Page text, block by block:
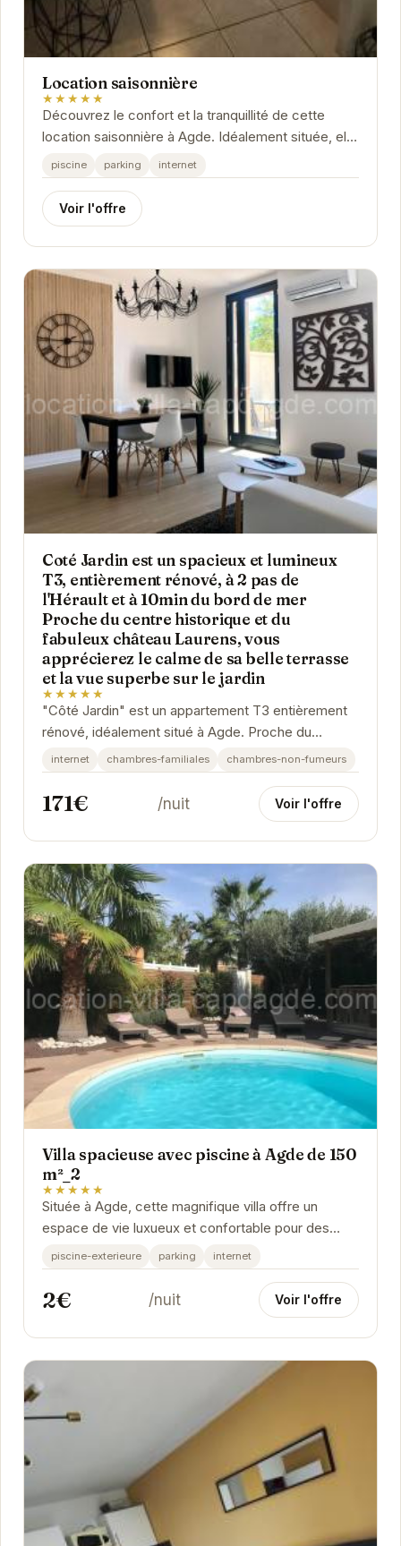
Location saisonnière
★★★★★
Découvrez le confort et la tranquillité de cette
location saisonnière à Agde. Idéalement située, elle
vous offre un accès facile aux plages,...
piscine parking internet
Voir l'offre
Coté Jardin est un spacieux et lumineux
T3, entièrement rénové, à 2 pas de
l'Hérault et à 10min du bord de mer
Proche du centre historique et du
fabuleux château Laurens, vous
apprécierez le calme de sa belle terrasse
et la vue superbe sur le jardin
★★★★★
"Côté Jardin" est un appartement T3 entièrement
rénové, idéalement situé à Agde. Proche du
centre-ville, des commerces et des attractions...
internet chambres-familiales chambres-non-fumeurs
171€ /nuit Voir l'offre
Villa spacieuse avec piscine à Agde de 150
m²_2
★★★★★
Située à Agde, cette magnifique villa offre un
espace de vie luxueux et confortable pour des
vacances parfaites. La piscine privée est
l'endroit...
piscine-exterieure parking internet
2€ /nuit Voir l'offre